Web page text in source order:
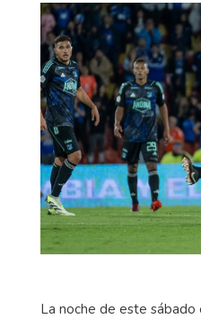
La noche de este